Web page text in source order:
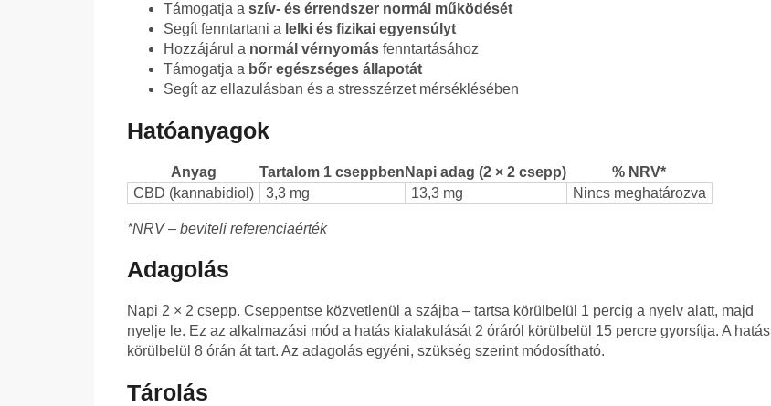
Támogatja a szív- és érrendszer normál működését
Segít fenntartani a lelki és fizikai egyensúlyt
Hozzájárul a normál vérnyomás fenntartásához
Támogatja a bőr egészséges állapotát
Segít az ellazulásban és a stresszérzet mérséklésében
Hatóanyagok
Anyag Tartalom 1 cseppben Napi adag (2 × 2 csepp)
% NRV*
CBD (kannabidiol)
3,3 mg 13,3 mg Nincs meghatározva
*NRV – beviteli referenciaérték
Adagolás
Napi 2 × 2 csepp. Cseppentse közvetlenül a szájba – tartsa körülbelül 1 percig a nyelv alatt, majd
nyelje le. Ez az alkalmazási mód a hatás kialakulását 2 óráról körülbelül 15 percre gyorsítja. A hatás
körülbelül 8 órán át tart. Az adagolás egyéni, szükség szerint módosítható.
Tárolás